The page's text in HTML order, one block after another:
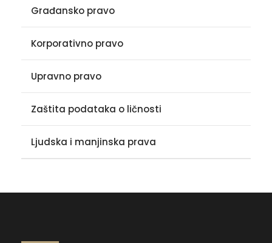
Građansko pravo
Korporativno pravo
Upravno pravo
Zaštita podataka o ličnosti
Ljudska i manjinska prava